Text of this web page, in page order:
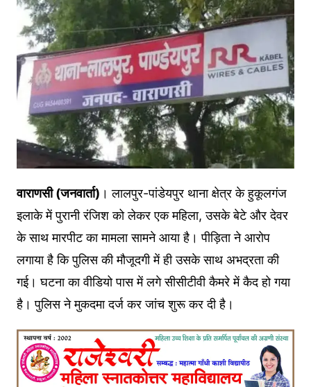
वाराणसी (जनवार्ता) । लालपुर-पांडेयपुर थाना क्षेत्र के हुकूलगंज
इलाके में पुरानी रंजिश को लेकर एक महिला, उसके बेटे और देवर
के साथ मारपीट का मामला सामने आया है। पीड़िता ने आरोप
लगाया है कि पुलिस की मौजूदगी में ही उसके साथ अभद्रता की
गई। घटना का वीडियो पास में लगे सीसीटीवी कैमरे में कैद हो गया
है। पुलिस ने मुकदमा दर्ज कर जांच शुरू कर दी है।